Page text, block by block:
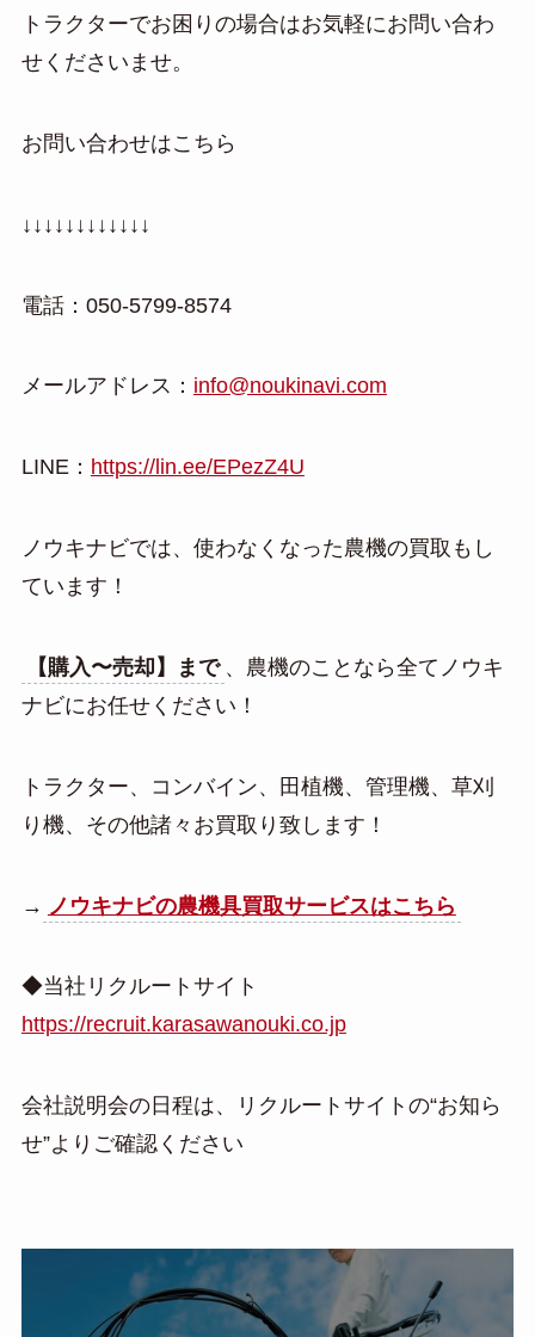
トラクターでお困りの場合はお気軽にお問い合わ
せくださいませ。
お問い合わせはこちら
↓↓↓↓↓↓↓↓↓↓↓↓
電話：050-5799-8574
メールアドレス： info@noukinavi.com
LINE： https://lin.ee/EPezZ4U
ノウキナビでは、使わなくなった農機の買取もし
ています！
【購入〜売却】まで 、農機のことなら全てノウキ
ナビにお任せください！
トラクター、コンバイン、田植機、管理機、草刈
り機、その他諸々お買取り致します！
→ ノウキナビの農機具買取サービスはこちら
◆当社リクルートサイト
https://recruit.karasawanouki.co.jp
会社説明会の日程は、リクルートサイトの“お知ら
せ”よりご確認ください